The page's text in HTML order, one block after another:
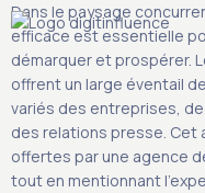
Dans le paysage
efficace est essentielle
démarquer et prospérer.
offrent un large éventail
variés des entreprises,
des relations presse.
offertes par une agence
tout en mentionnant